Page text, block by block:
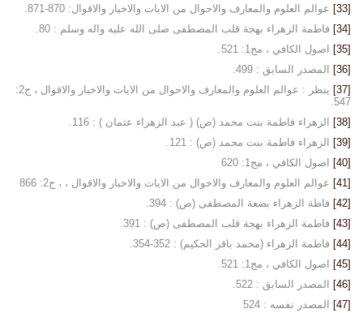
[33]
عوالم العلوم والمعارف والاحوال من الايات والاخيار والاقوال: 870-871.
[34]
فاطمة الزهراء بهجة قلب المصطفى صلى الله عليه واله وسلم : 80.
[35]
اصول الكافي ، مج1: 521.
[36]
المصدر السابق : 499.
[37]
ينظر : عوالم العلوم والمعارف والاحوال من الايات والاخبار والاقوال ، ج2:
547.
[38]
الزهراء فاطمة بنت محمد (ص) ( عبد الزهراء عثمان ) : 116.
[39]
الزهراء فاطمة بنت محمد (ص) : 121.
[40]
اصول الكافي ، مج1: 620
[41]
عوالم العلوم والمعارف والاحوال من الايات والاخبار والاقوال ، ، ج2: 866
[42]
فاطة الزهراء بضعة المصطفى (ص) : 394.
[43]
فاطمة الزهراء بهجة قلب المصطفى (ص) : 391.
[44]
فاطمة الزهراء (محمد باقر الحكيم) : 352-354.
[45]
اصول الكافي ، مج1: 521.
[46]
المصدر السابق : 522.
[47]
المصدر نفسه : 524